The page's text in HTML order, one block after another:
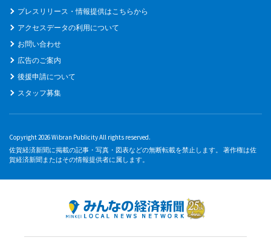
プレスリリース・情報提供はこちらから
アクセスデータの利用について
お問い合わせ
広告のご案内
後援申請について
スタッフ募集
Copyright 2026 Wibran Publicity All rights reserved.
佐賀経済新聞に掲載の記事・写真・図表などの無断転載を禁止します。 著作権は佐
賀経済新聞またはその情報提供者に属します。